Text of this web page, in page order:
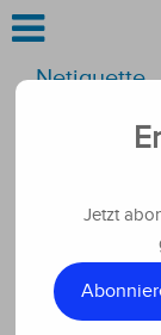
Netiquette
Jetzt